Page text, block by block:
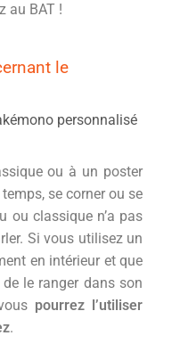
au BAT !
le
personnalisé
ou à un poster
se corner ou se
ou classique n’a pas
Si vous utilisez un
en intérieur et que
le ranger dans son
pourrez l’utiliser
.